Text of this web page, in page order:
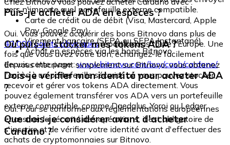
vers n'importe quel portefeuille externe compatible.
Carte de crédit ou de débit (Visa, Mastercard, Apple
Pay, Google Pay)
Virement bancaire (SEPA ou SEPA Instantané)
Achat en espèces via les bons Bitnovo
Puis-je acheter ADA en espèces ?
Oui. Vous pouvez acquérir des bons Bitnovo dans plus de
40 000 points physiquesrépartis dans toute l'Europe. Une
fois que vous avez votre bon, échangez-le facilement
depuis cette page :www.bitnovo.com/buy/cash/cardano/
Où puis-je stocker mes tokens ADA ?
En vous inscrivant simplement sur Bitnovo, vous obtenez
l'accès à un portefeuille sécurisé où vous pouvez stocker,
recevoir et gérer vos tokens ADA directement. Vous
pouvez également transférer vos ADA vers un portefeuille
externe compatible, comme Daedalus, Yoroi ou Ledger.
Dois-je vérifier mon identité pour acheter ADA
?
Oui. Pour se conformer aux réglementations européennes
et assurer la sécurité des opérations, il est obligatoire de
s'inscrire et de vérifier votre identité avant d'effectuer des
achats de cryptomonnaies sur Bitnovo.
Que dois-je considérer avant d'acheter
Cardano ?